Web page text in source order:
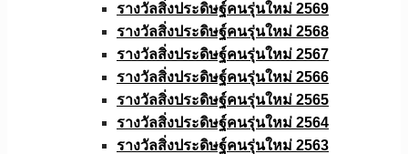
รางวัลสิ่งประดิษฐ์คนรุ่นใหม่ 2569
รางวัลสิ่งประดิษฐ์คนรุ่นใหม่ 2568
รางวัลสิ่งประดิษฐ์คนรุ่นใหม่ 2567
รางวัลสิ่งประดิษฐ์คนรุ่นใหม่ 2566
รางวัลสิ่งประดิษฐ์คนรุ่นใหม่ 2565
รางวัลสิ่งประดิษฐ์คนรุ่นใหม่ 2564
รางวัลสิ่งประดิษฐ์คนรุ่นใหม่ 2563